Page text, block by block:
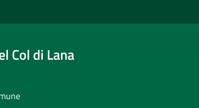
Col di Lana